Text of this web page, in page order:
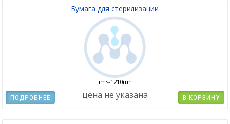
Бумага для стерилизации
ims-1210mh
цена не указана В КОРЗИНУ
ПОДРОБНЕЕ